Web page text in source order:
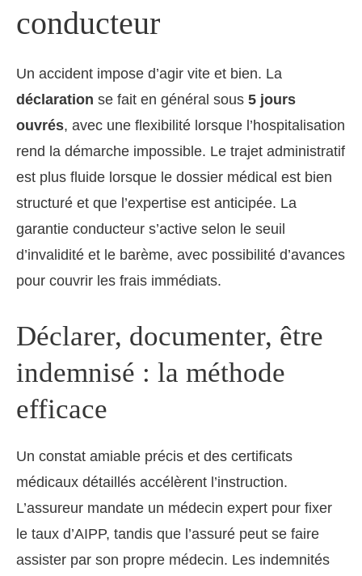
conducteur
Un accident impose d’agir vite et bien. La
déclaration se fait en général sous 5 jours
ouvrés, avec une flexibilité lorsque l’hospitalisation
rend la démarche impossible. Le trajet administratif
est plus fluide lorsque le dossier médical est bien
structuré et que l’expertise est anticipée. La
garantie conducteur s’active selon le seuil
d’invalidité et le barème, avec possibilité d’avances
pour couvrir les frais immédiats.
Déclarer, documenter, être
indemnisé : la méthode
efficace
Un constat amiable précis et des certificats
médicaux détaillés accélèrent l’instruction.
L’assureur mandate un médecin expert pour fixer
le taux d’AIPP, tandis que l’assuré peut se faire
assister par son propre médecin. Les indemnités